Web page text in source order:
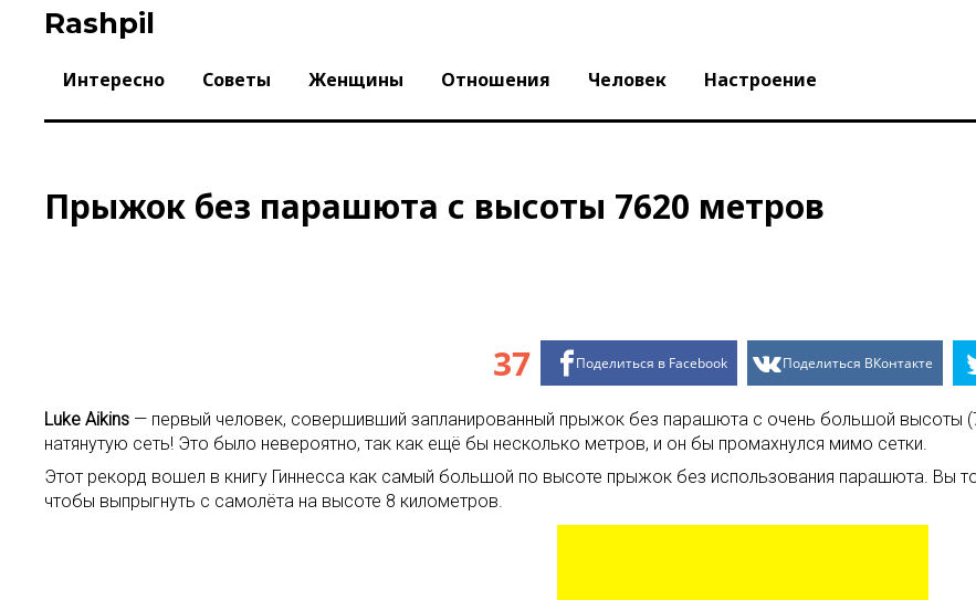
Rashpil
Интересно Советы Женщины Отношения Человек Настроение
Прыжок без парашюта с высоты 7620 метров
37 Поделиться в Facebook Поделиться ВКонтакте
Luke Aikins — первый человек, совершивший запланированный прыжок без парашюта с очень большой высоты
натянутую сеть! Это было невероятно, так как ещё бы несколько метров, и он бы промахнулся мимо сетки.
Этот рекорд вошел в книгу Гиннесса как самый большой по высоте прыжок без использования парашюта. Вы
чтобы выпрыгнуть с самолёта на высоте 8 километров.